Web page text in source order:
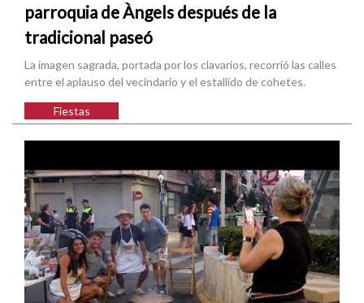
parroquia de Àngels después de la
tradicional paseó
La imagen sagrada, portada por los clavarios, recorrió las calles
entre el aplauso del vecindario y el estallido de cohetes.
Fiestas